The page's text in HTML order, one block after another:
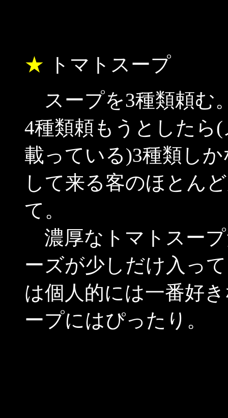
★ トマトスープ
スープを3種類頼む
4種類頼もうとしたら
載っている)3種類し
して来る客のほとん
て。
濃厚なトマトスー
ーズが少しだけ入っ
は個人的には一番好
ープにはぴったり。